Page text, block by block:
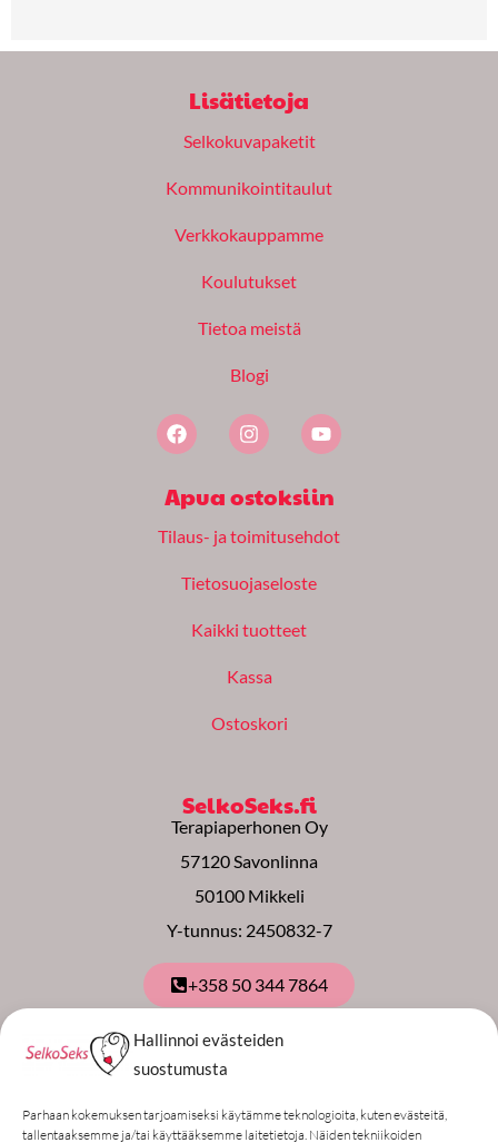
Hallinnoi evästeiden
suostumusta
Parhaan kokemuksen tarjoamiseksi käytämme teknologioita, kuten evästeitä,
tallentaaksemme ja/tai käyttääksemme laitetietoja. Näiden tekniikoiden
Lisätietoja
Selkokuvapaketit
Kommunikointitaulut
Verkkokauppamme
Koulutukset
Tietoa meistä
Blogi
F
a
b
o
I
n
a
r
m
Y
o
u
e
Apua ostoksiin
Tilaus- ja toimitusehdot
Tietosuojaseloste
Kaikki tuotteet
Kassa
Ostoskori
SelkoSeks.fi
Terapiaperhonen Oy
57120 Savonlinna
50100 Mikkeli
Y-tunnus: 2450832-7
+358 50 344 7864
Tilaa uutiskirje
Sähköpostiosoite